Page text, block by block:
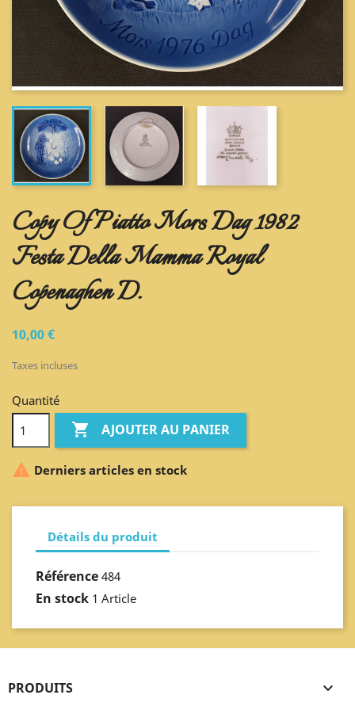
Copy Of Piatto Mors Dag 1982
Festa Della Mamma Royal
Copenaghen D.
10,00 €
Taxes incluses
Quantité
 AJOUTER AU PANIER
 Derniers articles en stock
Détails du produit
Référence 484
En stock 1 Article
PRODUITS 